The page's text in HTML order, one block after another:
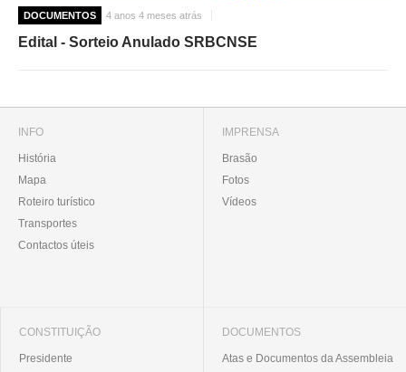
DOCUMENTOS 4 anos 4 meses atrás
Edital - Sorteio Anulado SRBCNSE
INFO
História
Mapa
Roteiro turístico
Transportes
Contactos úteis
IMPRENSA
Brasão
Fotos
Vídeos
CONSTITUIÇÃO
Presidente
DOCUMENTOS
Atas e Documentos da Assembleia